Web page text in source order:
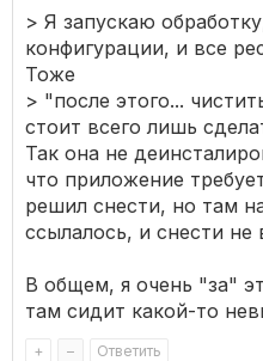
> Я запускаю
конфигурации, и все
Тоже
> "после этого...
стоит всего лишь
Так она не
что приложение
решил снести, но там
ссылалось, и снести
В общем, я очень "за"
там сидит какой-то
+ – Ответить